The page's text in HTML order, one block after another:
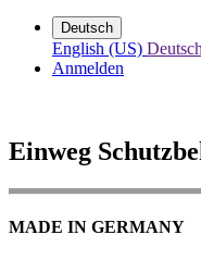
Deutsch
English (US) Deutsch
Anmelden
Einweg
MADE IN GERMANY